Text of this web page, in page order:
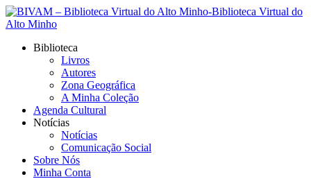
Biblioteca
Livros
Autores
Zona Geográfica
A Minha Coleção
Agenda Cultural
Notícias
Notícias
Comunicação Social
Sobre Nós
Minha Conta